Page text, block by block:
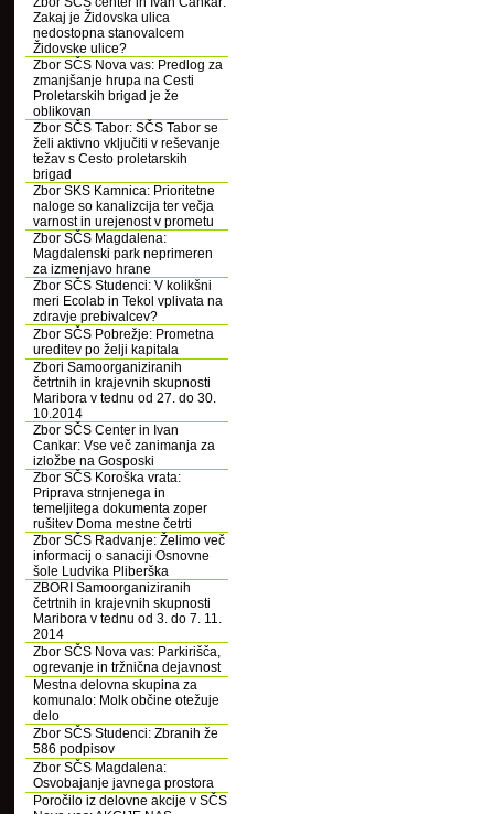
Zakaj je Židovska ulica
nedostopna stanovalcem
Židovske ulice?
Zbor SČS Nova vas: Predlog za
zmanjšanje hrupa na Cesti
Proletarskih brigad je že
oblikovan
Zbor SČS Tabor: SČS Tabor se
želi aktivno vključiti v reševanje
težav s Cesto proletarskih
brigad
Zbor SKS Kamnica: Prioritetne
naloge so kanalizcija ter večja
varnost in urejenost v prometu
Zbor SČS Magdalena:
Magdalenski park neprimeren
za izmenjavo hrane
Zbor SČS Studenci: V kolikšni
meri Ecolab in Tekol vplivata na
zdravje prebivalcev?
Zbor SČS Pobrežje: Prometna
ureditev po želji kapitala
Zbori Samoorganiziranih
četrtnih in krajevnih skupnosti
Maribora v tednu od 27. do 30.
10.2014
Zbor SČS Center in Ivan
Cankar: Vse več zanimanja za
izložbe na Gosposki
Zbor SČS Koroška vrata:
Priprava strnjenega in
temeljitega dokumenta zoper
rušitev Doma mestne četrti
Zbor SČS Radvanje: Želimo več
informacij o sanaciji Osnovne
šole Ludvika Pliberška
ZBORI Samoorganiziranih
četrtnih in krajevnih skupnosti
Maribora v tednu od 3. do 7. 11.
2014
Zbor SČS Nova vas: Parkirišča,
ogrevanje in tržnična dejavnost
Mestna delovna skupina za
komunalo: Molk občine otežuje
delo
Zbor SČS Studenci: Zbranih že
586 podpisov
Zbor SČS Magdalena:
Osvobajanje javnega prostora
Poročilo iz delovne akcije v SČS